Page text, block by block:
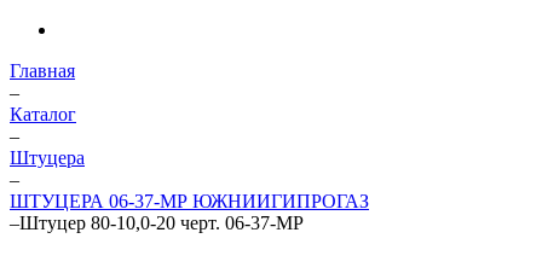
Главная
–
Каталог
–
Штуцера
–
ШТУЦЕРА 06-37-МР ЮЖНИИГИПРОГАЗ
–Штуцер 80-10,0-20 черт. 06-37-МР